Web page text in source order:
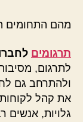
מהם התחומים
תרגומים
לתרגום,
ולהתרחב גם
את קהל
גלויות, אנשים